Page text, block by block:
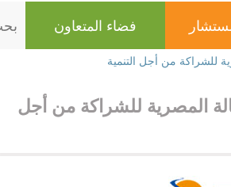
فضاء المتعاون ا
للشراكة من أجل التنمية
المصرية للشراكة من أجل